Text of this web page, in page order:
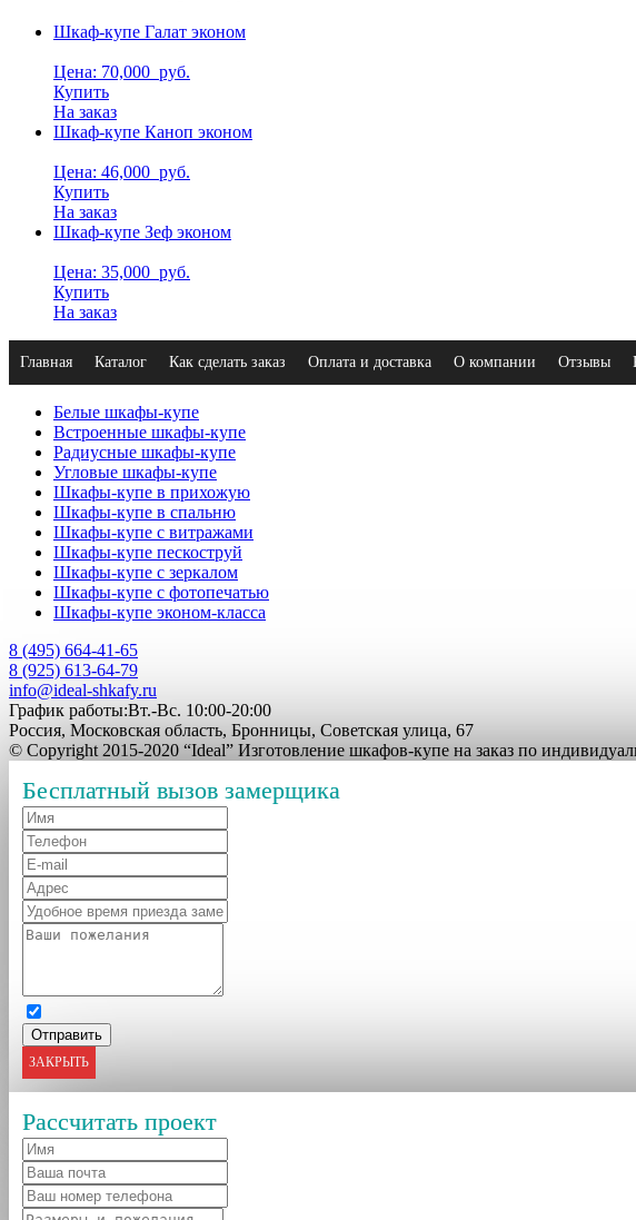
Шкаф-купе Галат эконом
Цена: 70,000 руб.
Купить
На заказ
Шкаф-купе Каноп эконом
Цена: 46,000 руб.
Купить
На заказ
Шкаф-купе Зеф эконом
Цена: 35,000 руб.
Купить
На заказ
Главная Каталог Как сделать заказ Оплата и доставка О компании Отзывы
Белые шкафы-купе
Встроенные шкафы-купе
Радиусные шкафы-купе
Угловые шкафы-купе
Шкафы-купе в прихожую
Шкафы-купе в спальню
Шкафы-купе с витражами
Шкафы-купе пескоструй
Шкафы-купе с зеркалом
Шкафы-купе с фотопечатью
Шкафы-купе эконом-класса
8 (495) 664-41-65
8 (925) 613-64-79
info@ideal-shkafy.ru
График работы:Вт.-Вс. 10:00-20:00
Россия, Московская область, Бронницы, Советская улица, 67
© Copyright 2015-2020 “Ideal” Изготовление шкафов-купе на заказ по
Бесплатный вызов замерщика
ЗАКРЫТЬ
Рассчитать проект